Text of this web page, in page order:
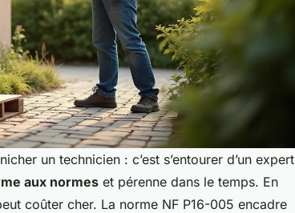
un technicien : c’est s’entourer d’un expert
aux normes et pérenne dans le temps. En
coûter cher. La norme NF P16-005 encadre